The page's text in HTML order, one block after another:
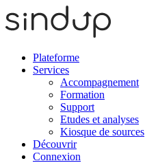
Plateforme
Services
Accompagnement
Formation
Support
Etudes et analyses
Kiosque de sources
Découvrir
Connexion